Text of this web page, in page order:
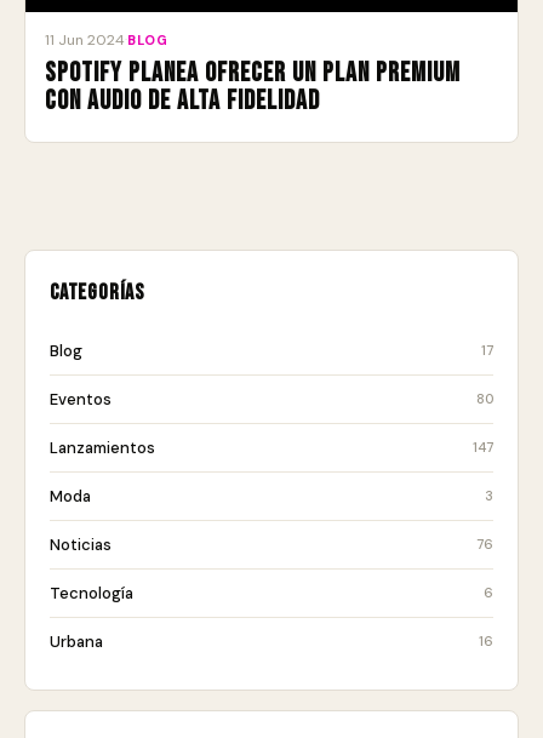
11 Jun 2024 BLOG
Spotify planea ofrecer un plan premium
con audio de alta fidelidad
Categorías
Blog 17
Eventos 80
Lanzamientos 147
Moda 3
Noticias 76
Tecnología 6
Urbana 16